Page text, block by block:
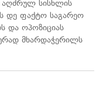
აღძრულ სისხლის
დე ფაქტო საგარეო
და ოპოზიციას
მხარდაჭერილს